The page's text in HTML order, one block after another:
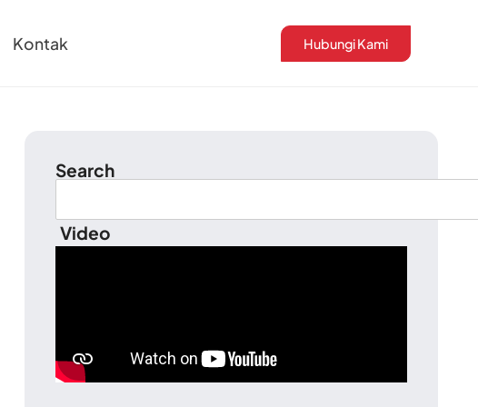
Kontak Hubungi Kami
Search
Video